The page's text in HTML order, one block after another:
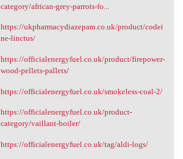
category/african-grey-parrots-fo...
https://ukpharmacydiazepam.co.uk/product/codei
ne-linctus/
https://officialenergyfuel.co.uk/product/firepower-
wood-pellets-pallets/
https://officialenergyfuel.co.uk/smokeless-coal-2/
https://officialenergyfuel.co.uk/product-
category/vaillant-boiler/
https://officialenergyfuel.co.uk/tag/aldi-logs/